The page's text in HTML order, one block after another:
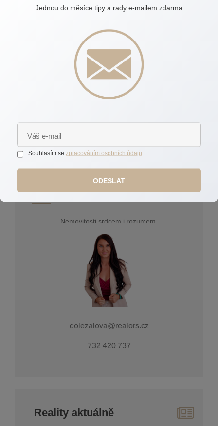
skutečně odpovídá jejich potřebám a životnímu stylu.
ten váš začal na pevných a spolehlivých základech.
Díky individuálnímu přístupu, zkušenostem a
mentálnímu koučinku vás provedu celým procesem s
Pavla Anna Doležalová
Nemovitosti srdcem i rozumem.
dolezalova@realors.cz
732 420 737
Reality aktuálně
Jednou do měsíce tipy a rady e-mailem zdarma
Souhlasím se zpracováním osobních údajů
ODESLAT